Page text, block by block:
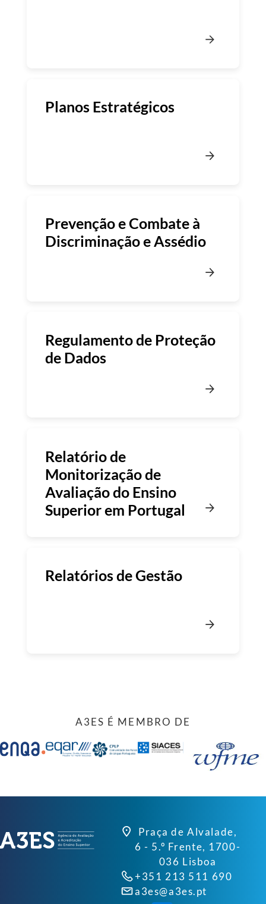
Planos Estratégicos
Prevenção e Combate à
Discriminação e Assédio
Regulamento de Proteção
de Dados
Relatório de
Monitorização de
Avaliação do Ensino
Superior em Portugal
Relatórios de Gestão
A3ES É MEMBRO DE
Praça de Alvalade,
6 - 5.º Frente, 1700-
036 Lisboa
+351 213 511 690
a3es@a3es.pt